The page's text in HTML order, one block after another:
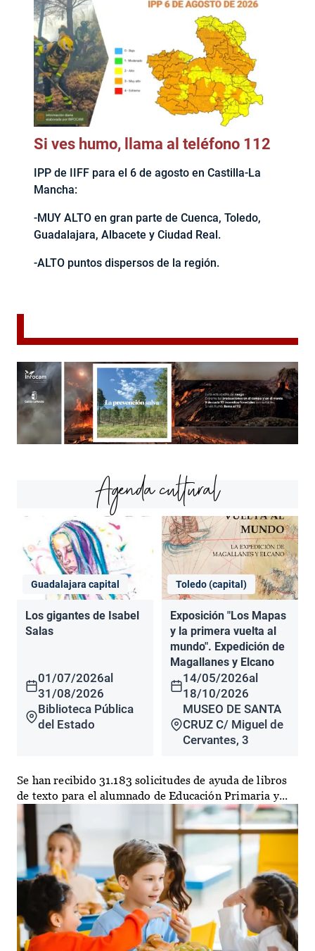
Si ves humo, llama al teléfono 112
IPP de IIFF para el 6 de agosto en Castilla-La
Mancha:
-MUY ALTO en gran parte de Cuenca, Toledo,
Guadalajara, Albacete y Ciudad Real.
-ALTO puntos dispersos de la región.
Agenda cultural
Guadalajara capital
Los gigantes de Isabel
Salas
01/07/2026al
31/08/2026
Biblioteca Pública
del Estado
Toledo (capital)
Exposición "Los Mapas
y la primera vuelta al
mundo". Expedición de
Magallanes y Elcano
14/05/2026al
18/10/2026
MUSEO DE SANTA
CRUZ C/ Miguel de
Cervantes, 3
Se han recibido 31.183 solicitudes de ayuda de libros
de texto para el alumnado de Educación Primaria y...